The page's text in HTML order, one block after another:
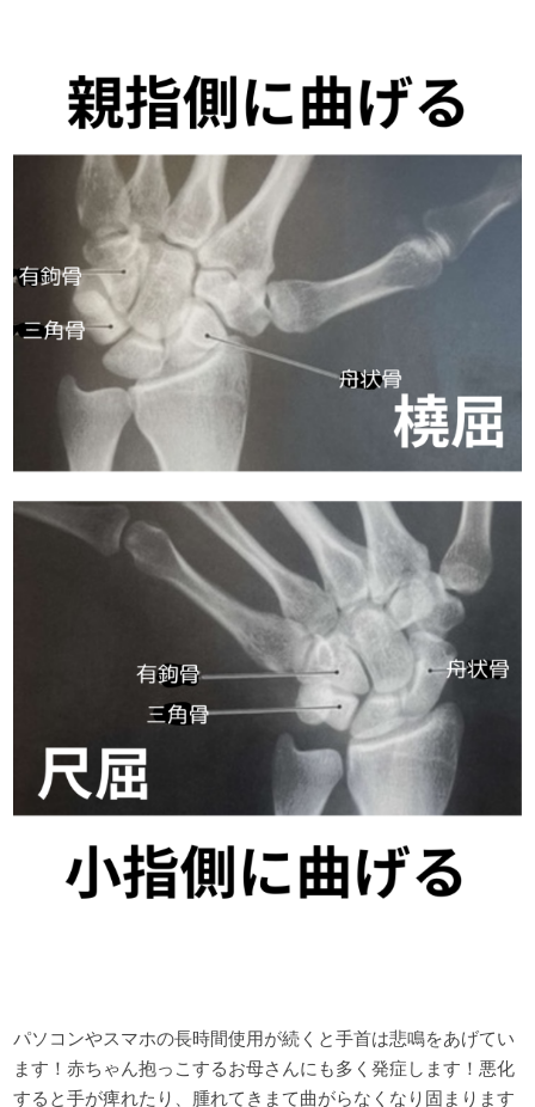
パソコンやスマホの長時間使用が続くと手首は悲鳴をあげてい
ます！赤ちゃん抱っこするお母さんにも多く発症します！悪化
すると手が痺れたり、腫れてきまて曲がらなくなり固まります